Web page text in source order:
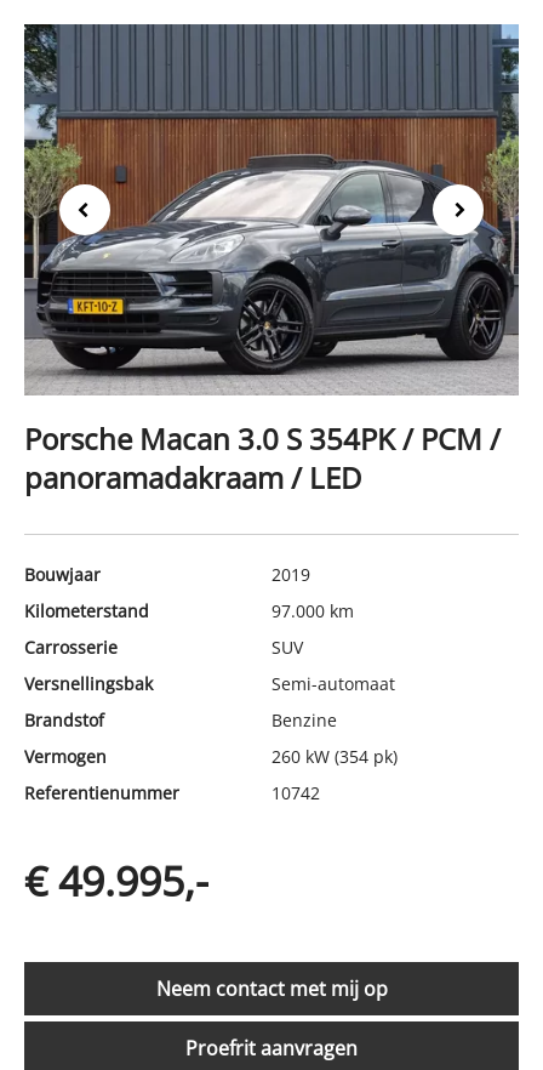
Previous Next
Porsche Macan 3.0 S 354PK / PCM /
panoramadakraam / LED
Bouwjaar
2019
Kilometerstand
97.000 km
Carrosserie
SUV
Versnellingsbak
Semi-automaat
Brandstof
Benzine
Vermogen
260 kW (354 pk)
Referentienummer
10742
€ 49.995,-
Neem contact met mij op
Proefrit aanvragen